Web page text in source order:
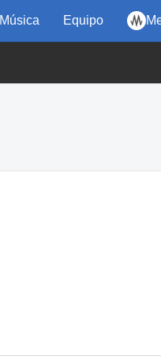
Música Equipo